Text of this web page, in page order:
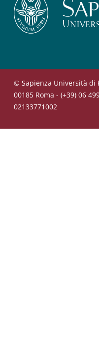
© Sapienza Università di
00185 Roma - (+39) 06
02133771002